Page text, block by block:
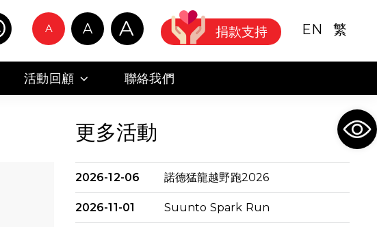
A A A 捐款支持 EN 繁
活動回顧 聯絡我們
更多活動
2026-12-06 諾德猛龍越野跑2026
2026-11-01 Suunto Spark Run